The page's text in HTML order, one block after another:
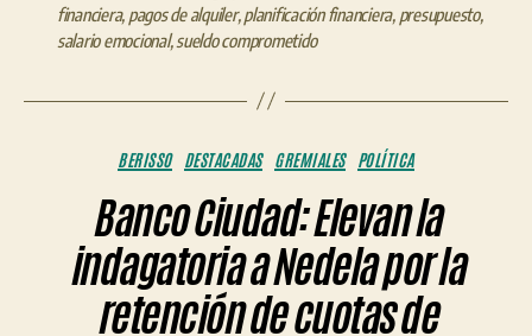
financiera, pagos de alquiler, planificación financiera, presupuesto,
salario emocional,sueldo comprometido
Categorías
BERISSO DESTACADAS GREMIALES POLÍTICA
Banco Ciudad: Elevan la
indagatoria a Nedela por la
retención de cuotas de